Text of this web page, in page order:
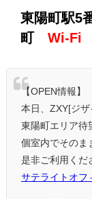
東陽町駅5
町 Wi-Fi
【OPEN情報】
本日、ZXY[ジザ
東陽町エリア待
個室内でそのま
是非ご利用くだ
サテライトオフ